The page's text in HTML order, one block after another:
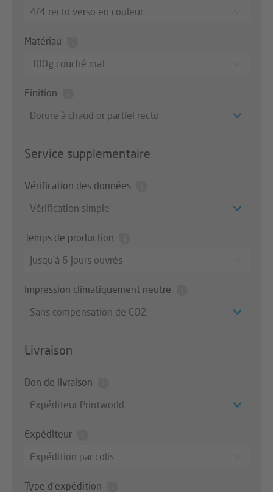
4/4 recto verso en couleur
Matériau
300g couché mat
Finition
Dorure à chaud or partiel recto
Service supplementaire
Vérification des données
Vérification simple
Temps de production
Jusqu’à 6 jours ouvrés
Impression climatiquement neutre
Sans compensation de CO2
Livraison
Bon de livraison
Expéditeur Printworld
Expéditeur
Expédition par colis
Type d’expédition